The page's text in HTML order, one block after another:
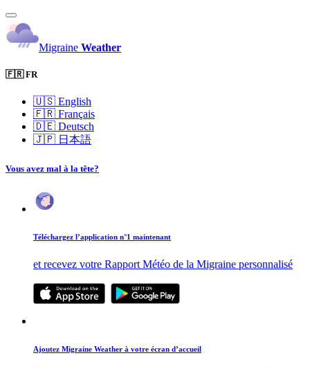
Migraine Weather
🇫🇷 FR
🇺🇸 English
🇫🇷 Français
🇩🇪 Deutsch
🇯🇵 日本語
Vous avez mal à la tête?
Téléchargez l’application n°1 maintenant
et recevez votre Rapport Météo de la Migraine personnalisé
Ajoutez Migraine Weather à votre écran d’accueil